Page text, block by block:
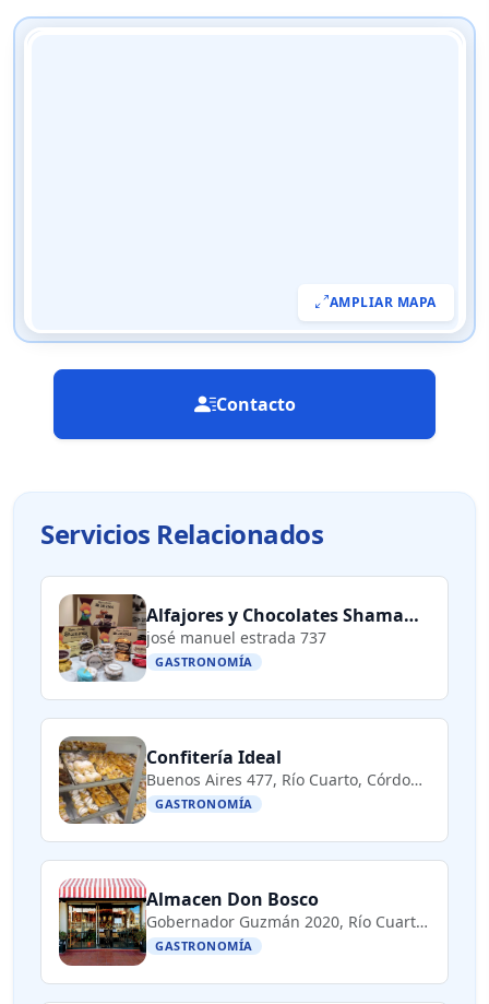
AMPLIAR MAPA
Contacto
Servicios Relacionados
Alfajores y Chocolates Shamanes
josé manuel estrada 737
GASTRONOMÍA
Confitería Ideal
Buenos Aires 477, Río Cuarto, Córdoba, Argentina
GASTRONOMÍA
Almacen Don Bosco
Gobernador Guzmán 2020, Río Cuarto, Córdoba, Argentina
GASTRONOMÍA